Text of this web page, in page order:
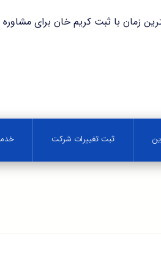
خان برای مشاوره با شماره ۸۷۱۴۶ تماس
ثبت تغییرات شرکت